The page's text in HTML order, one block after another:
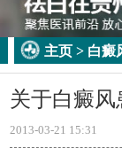
主页> 白癜
关于白癜
2013-03-21 15:31